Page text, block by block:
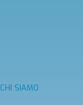
CHI SIAMO